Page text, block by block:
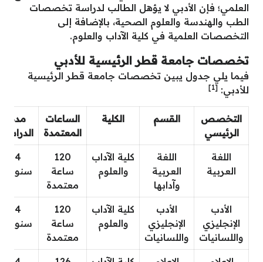
العلمي؛ فإن الأدبي لا يؤهل الطالب لدراسة تخصصات
الطب والهندسة والعلوم الصحية، بالإضافة إلى
التخصصات العلمية في كلية الآداب والعلوم.
تخصصات جامعة قطر الرئيسية للأدبي
فيما يلي جدول يبين تخصصات جامعة قطر الرئيسية
للأدبي: [1]
التخصص
الرئيسي
القسم الكلية
الساعات
المعتمدة
مدة
الدراسة
اللغة
العربية
اللغة
العربية
وآدابها
كلية الآداب
والعلوم
120
ساعة
معتمدة
4
سنوات
الأدب
الإنجليزي
واللسانيات
الأدب
الإنجليزي
واللسانيات
كلية الآداب
والعلوم
120
ساعة
معتمدة
4
سنوات